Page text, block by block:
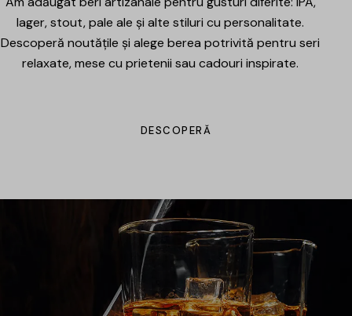
lager, stout, pale ale și alte stiluri cu personalitate.
Descoperă noutățile și alege berea potrivită pentru seri
relaxate, mese cu prietenii sau cadouri inspirate.
DESCOPERĂ